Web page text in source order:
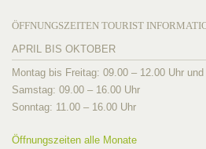
ÖFFNUNGSZEITEN TOURIST
APRIL BIS OKTOBER
Montag bis Freitag: 09.00 – 12.00 Uhr
Samstag: 09.00 – 16.00 Uhr
Sonntag: 11.00 – 16.00 Uhr
Öffnungszeiten alle Monate